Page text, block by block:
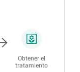
Obtener el
tratamiento